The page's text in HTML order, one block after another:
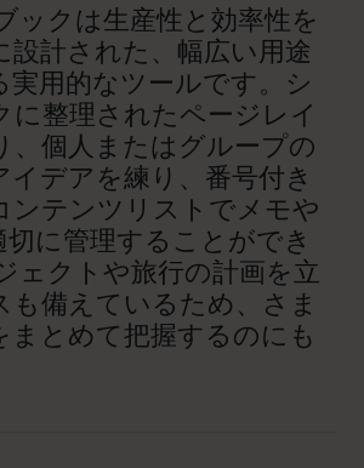
ックは生産性と効率性を
設計された、幅広い用途
実用的なツールです。シ
に整理されたページレイ
、個人またはグループの
イデアを練り、番号付き
ンテンツリストでメモや
に管理することができ
ェクトや旅行の計画を立
も備えているため、さま
まとめて把握するのにも